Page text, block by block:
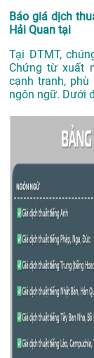
Báo giá dịch
Hải Quan tại
Tại DTMT,
Chứng từ xuất
cạnh tranh,
ngôn ngữ. Dưới